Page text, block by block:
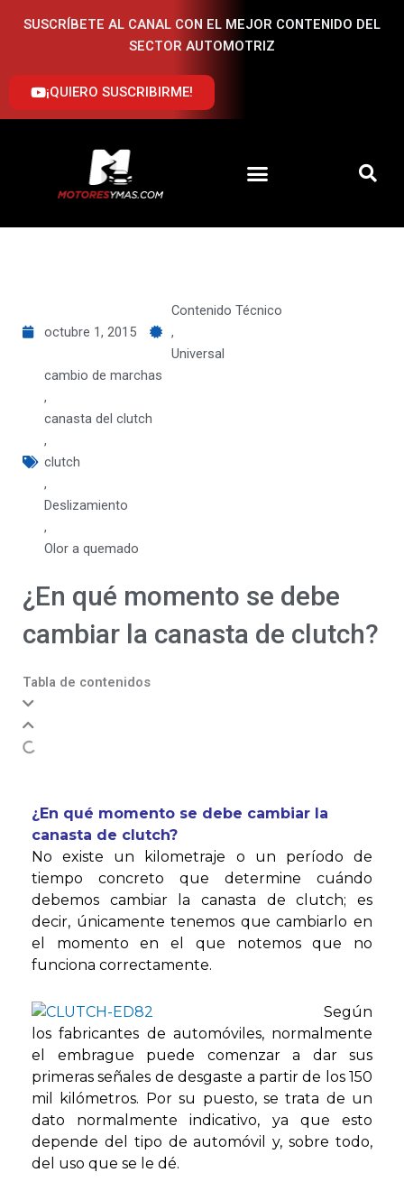
SUSCRÍBETE AL CANAL CON EL MEJOR CONTENIDO DEL
SECTOR AUTOMOTRIZ
¡QUIERO SUSCRIBIRME!
octubre 1, 2015
Contenido Técnico
,
Universal
cambio de marchas
,
canasta del clutch
,
clutch
,
Deslizamiento
,
Olor a quemado
¿En qué momento se debe
cambiar la canasta de clutch?
Tabla de contenidos
¿En qué momento se debe cambiar la
canasta de clutch?
No existe un kilometraje o un período de
tiempo concreto que determine cuándo
debemos cambiar la canasta de clutch; es
decir, únicamente tenemos que cambiarlo en
el momento en el que notemos que no
funciona correctamente.
Según
los fabricantes de automóviles, normalmente
el embrague puede comenzar a dar sus
primeras señales de desgaste a partir de los 150
mil kilómetros. Por su puesto, se trata de un
dato normalmente indicativo, ya que esto
depende del tipo de automóvil y, sobre todo,
del uso que se le dé.